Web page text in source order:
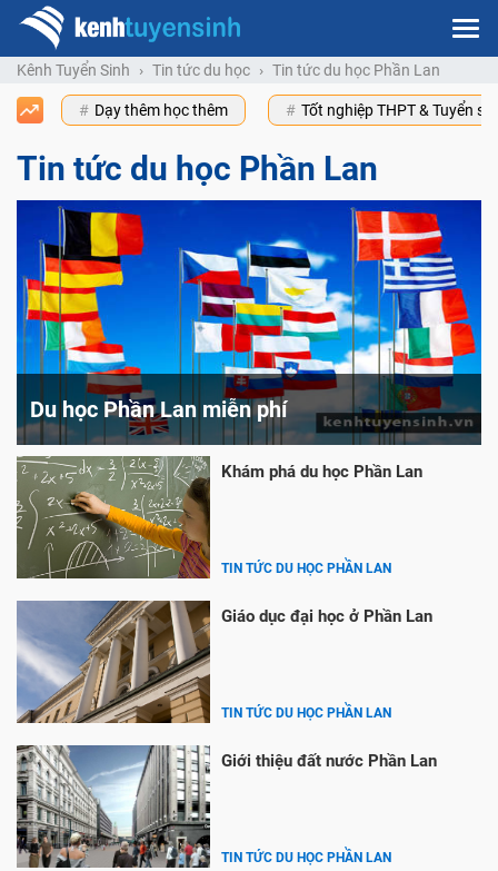
Kênh Tuyển Sinh Tin tức du học Tin tức du học Phần Lan
Dạy thêm học thêm Tốt nghiệp THPT & Tuyển
Tin tức du học Phần Lan
Du học Phần Lan miễn phí
Khám phá du học Phần Lan
TIN TỨC DU HỌC PHẦN LAN
Giáo dục đại học ở Phần Lan
TIN TỨC DU HỌC PHẦN LAN
Giới thiệu đất nước Phần Lan
TIN TỨC DU HỌC PHẦN LAN